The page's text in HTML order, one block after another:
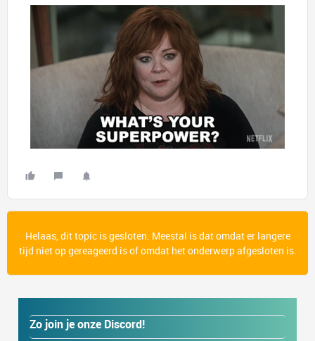
Helaas, dit topic is gesloten. Meestal is dat omdat er langere
tijd niet op gereageerd is of omdat het onderwerp afgesloten is.
Zo join je onze Discord!